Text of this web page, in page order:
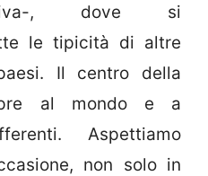
, dove si
le tipicità di altre
Il centro della
al mondo e a
Aspettiamo
non solo in